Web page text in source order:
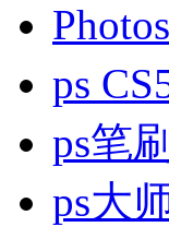
ps
ps笔
ps大